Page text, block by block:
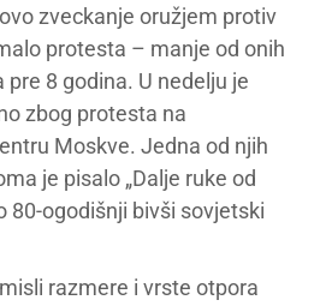
zveckanje oružjem protiv
protesta – manje od onih
8 godina. U nedelju je
zbog protesta na
Moskve. Jedna od njih
je pisalo „Dalje ruke od
80-ogodišnji bivši sovjetski
razmere i vrste otpora